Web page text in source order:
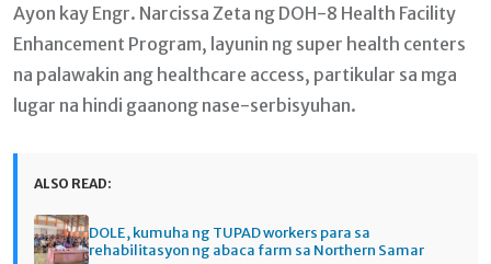
Ayon kay Engr. Narcissa Zeta ng DOH-8 Health Facility
Enhancement Program, layunin ng super health centers
na palawakin ang healthcare access, partikular sa mga
lugar na hindi gaanong nase-serbisyuhan.
ALSO READ:
DOLE, kumuha ng TUPAD workers para sa
rehabilitasyon ng abaca farm sa Northern Samar